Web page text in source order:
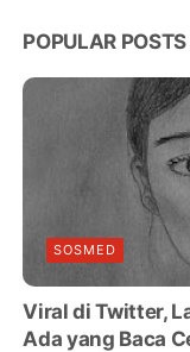
POPULAR POSTS
SOSMED
Viral di Twitter,
Ada yang Baca